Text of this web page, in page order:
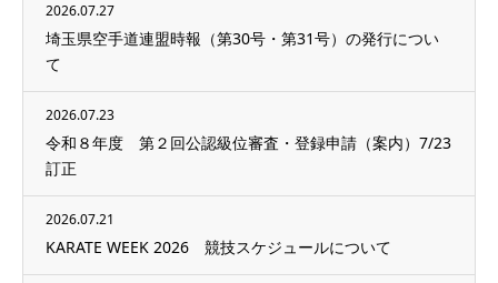
2026.07.27
埼玉県空手道連盟時報（第30号・第31号）の発行につい
て
2026.07.23
令和８年度 第２回公認級位審査・登録申請（案内）7/23
訂正
2026.07.21
KARATE WEEK 2026 競技スケジュールについて